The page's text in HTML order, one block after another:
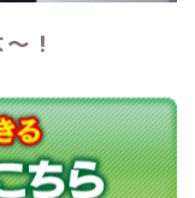
！